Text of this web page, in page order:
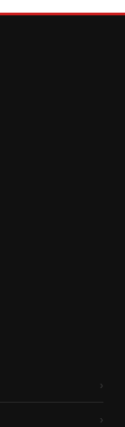
›
›